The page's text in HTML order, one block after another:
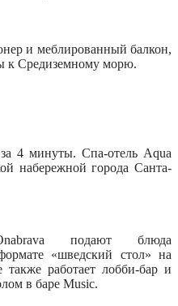
и меблированный балкон,
к Средиземному морю.
4 минуты. Спа-отель Aqua
набережной города Санта-
подают блюда
«шведский стол» на
работает лобби-бар и
в баре Music.